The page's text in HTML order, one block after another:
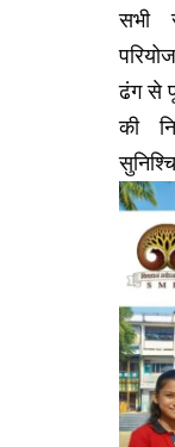
सभी
ढंग से
की